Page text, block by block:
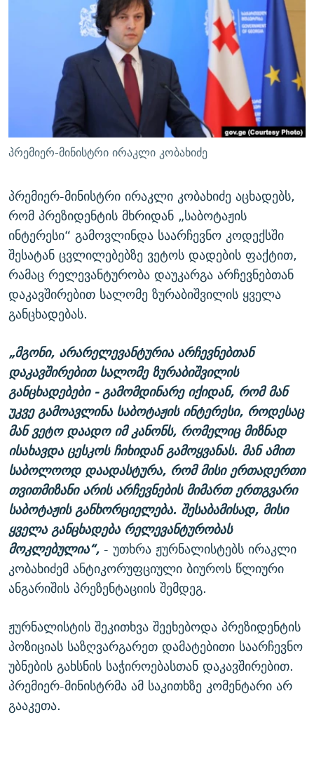
ᲛᲝᲚᲐᲞᲐᲠᲐᲙᲔ ᲢᲔᲥᲡᲢᲔᲑᲘ
ᲨᲘᲜ - ᲣᲪᲮᲝᲔᲗᲨᲘ
ᲚᲘᲢᲔᲠᲐᲢᲣᲠᲣᲚᲘ ᲬᲐᲮᲜᲐᲒᲔᲑᲘ
ᲐᲛᲔᲠᲘᲙᲣᲚᲘ ᲛᲝᲗᲮᲠᲝᲑᲐ
ᲘᲛᲞᲔᲠᲘᲐ ᲓᲐ ᲠᲐᲓᲘᲝ
ᲩᲔᲛᲘ ᲡᲘᲙᲕᲓᲘᲚᲘᲡ ᲛᲘᲖᲔᲖᲘᲐ COVID-19
11 ᲬᲔᲚᲘ - 11 ᲐᲛᲑᲐᲕᲘ
ᲡᲐᲞᲐᲠᲚᲐᲛᲔᲜᲢᲝ ᲐᲠᲩᲔᲕᲜᲔᲑᲘᲡ ᲘᲡᲢᲝᲠᲘᲐ
ᲑᲐᲕᲨᲕᲔᲑᲘ ᲞᲠᲝᲡᲢᲘᲢᲣᲪᲘᲐᲨᲘ - ᲐᲛᲝᲣᲗᲥᲛᲔᲚᲘ ᲐᲛᲑᲐᲕᲘ
5 ᲐᲛᲑᲐᲕᲘ - 20 ᲘᲕᲜᲘᲡᲡ ᲓᲐᲨᲐᲕᲔᲑᲣᲚᲔᲑᲘ
ᲐᲒᲕᲘᲡᲢᲝᲡ ᲝᲛᲘ
ПРИВЕТ ᲙᲣᲚᲢᲣᲠᲐ
რთე/რთ-ის ყველა საიტი
პრემიერ-მინისტრი ირაკლი კობახიძე
პრემიერ-მინისტრი ირაკლი კობახიძე აცხადებს,
რომ პრეზიდენტის მხრიდან „საბოტაჟის
ინტერესი“ გამოვლინდა საარჩევნო კოდექსში
შესატან ცვლილებებზე ვეტოს დადების ფაქტით,
რამაც რელევანტურობა დაუკარგა არჩევნებთან
დაკავშირებით სალომე ზურაბიშვილის ყველა
განცხადებას.
„მგონი, არარელევანტურია არჩევნებთან
დაკავშირებით სალომე ზურაბიშვილის
განცხადებები - გამომდინარე იქიდან, რომ მან
უკვე გამოავლინა საბოტაჟის ინტერესი, როდესაც
მან ვეტო დაადო იმ კანონს, რომელიც მიზნად
ისახავდა ცესკოს ჩიხიდან გამოყვანას. მან ამით
საბოლოოდ დაადასტურა, რომ მისი ერთადერთი
თვითმიზანი არის არჩევნების მიმართ ერთგვარი
საბოტაჟის განხორციელება. შესაბამისად, მისი
ყველა განცხადება რელევანტურობას
მოკლებულია“,- უთხრა ჟურნალისტებს ირაკლი
კობახიძემ ანტიკორუფციული ბიუროს წლიური
ანგარიშის პრეზენტაციის შემდეგ.
ჟურნალისტის შეკითხვა შეეხებოდა პრეზიდენტის
პოზიციას საზღვარგარეთ დამატებითი საარჩევნო
უბნების გახსნის საჭიროებასთან დაკავშირებით.
პრემიერ-მინისტრმა ამ საკითხზე კომენტარი არ
გააკეთა.